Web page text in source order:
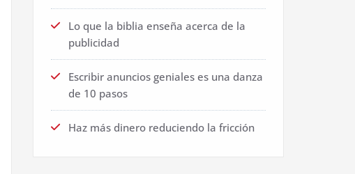
Lo que la biblia enseña acerca de la
publicidad
Escribir anuncios geniales es una danza
de 10 pasos
Haz más dinero reduciendo la fricción